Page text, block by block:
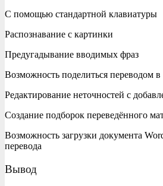
С помощью стандартной клавиатуры
Распознавание с картинки
Предугадывание вводимых фраз
Возможность поделиться переводом
Редактирование неточностей с
Создание подборок переведённого
Возможность загрузки документа
перевода
Вывод